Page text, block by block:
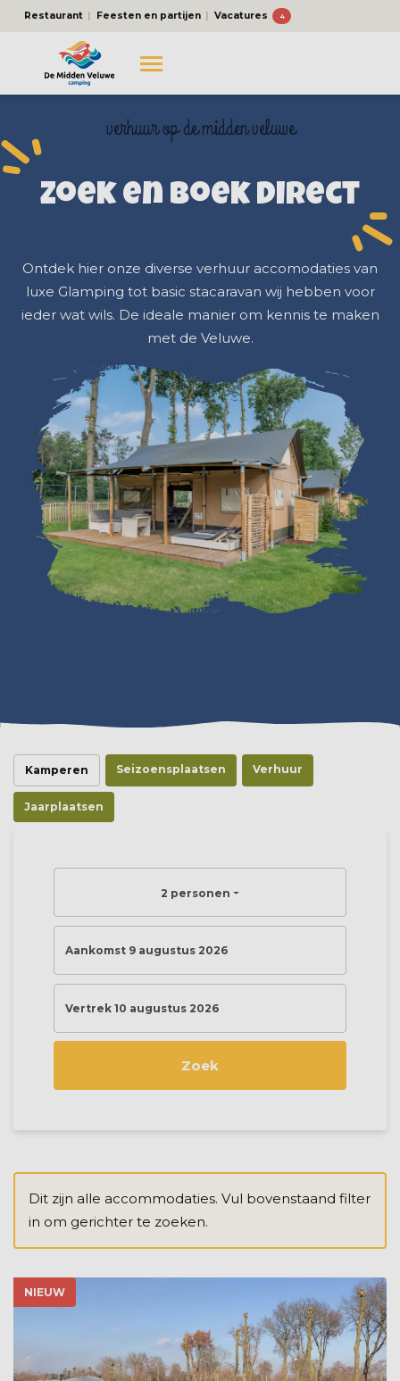
Restaurant Feesten en partijen Vacatures 4
verhuur op de midden veluwe
Zoek en boek direct
Ontdek hier onze diverse verhuur accomodaties van
luxe Glamping tot basic stacaravan wij hebben voor
ieder wat wils. De ideale manier om kennis te maken
met de Veluwe.
Kamperen Seizoensplaatsen Verhuur
Jaarplaatsen
2 personen
Aankomst 9 augustus 2026
Vertrek 10 augustus 2026
Zoek
Dit zijn alle accommodaties. Vul bovenstaand filter
in om gerichter te zoeken.
NIEUW